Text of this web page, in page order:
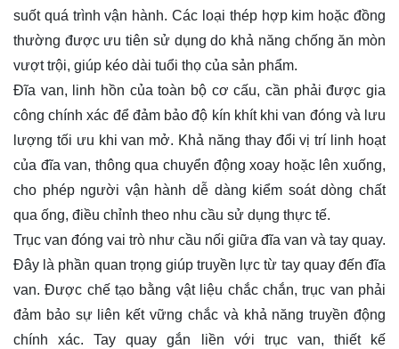
suốt quá trình vận hành. Các loại thép hợp kim hoặc đồng
thường được ưu tiên sử dụng do khả năng chống ăn mòn
vượt trội, giúp kéo dài tuổi thọ của sản phẩm.
Đĩa van, linh hồn của toàn bộ cơ cấu, cần phải được gia
công chính xác để đảm bảo độ kín khít khi van đóng và lưu
lượng tối ưu khi van mở. Khả năng thay đổi vị trí linh hoạt
của đĩa van, thông qua chuyển động xoay hoặc lên xuống,
cho phép người vận hành dễ dàng kiểm soát dòng chất
qua ống, điều chỉnh theo nhu cầu sử dụng thực tế.
Trục van đóng vai trò như cầu nối giữa đĩa van và tay quay.
Đây là phần quan trọng giúp truyền lực từ tay quay đến đĩa
van. Được chế tạo bằng vật liệu chắc chắn, trục van phải
đảm bảo sự liên kết vững chắc và khả năng truyền động
chính xác. Tay quay gắn liền với trục van, thiết kế